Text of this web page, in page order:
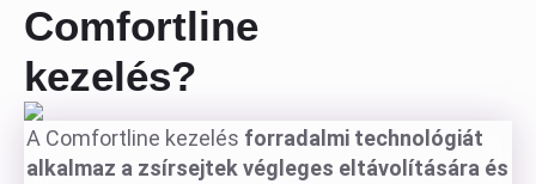
Comfortline
kezelés?
A Comfortline kezelés forradalmi technológiát
alkalmaz a zsírsejtek végleges eltávolítására és